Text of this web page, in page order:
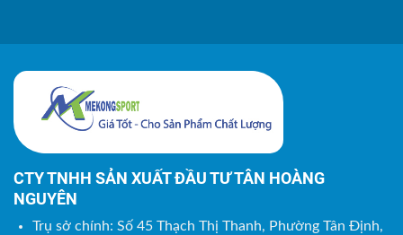
CTY TNHH SẢN XUẤT ĐẦU TƯ TÂN HOÀNG
NGUYÊN
Trụ sở chính: Số 45 Thạch Thị Thanh, Phường Tân Định,